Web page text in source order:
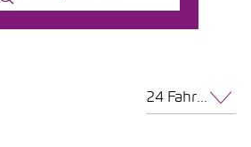
24 Fahrzeuge pro Seite